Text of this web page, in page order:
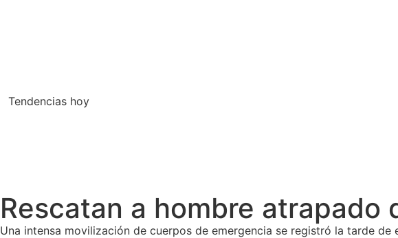
Tendencias hoy
Rescatan a hombre
Una intensa movilización de cuerpos de emergencia se registró la tarde